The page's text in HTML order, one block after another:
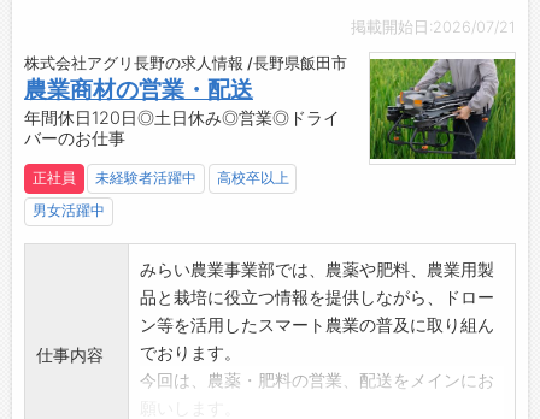
お客様（病院）から発注された製品を納品及び
売上処理
症例のスケジュール確認
↓
・11:00 お昼休憩～移動時間～立合い準備
病院近くでお昼休憩を取ります。
その後、午後の立会いの準備を行います。
・12:30 打ち合わせ
病院の先生と立会い前の打ち合わせを行いま
す。
↓
・14:00 訪問・症例の立会い
病院の事務局へ訪問。
笑顔を見ると、世の中の生活の支えになってい
【研修制度・ステップアップ】
入社から1年でプロフェッショナルになれるよう
育てます！
充実した研修制度・フォロー制度があるので、
業界未経験からでも安心して入社することがで
も勉強を行って知識をアップデートする必要が
あります。
・入社後～2週間ほど
医療業界の知識・座学研修を行います。
↓
掲載開始日:2026/07/21
株式会社アグリ長野の求人情報 /長野県飯田市
農業商材の営業・配送
年間休日120日◎土日休み◎営業◎ドライ
バーのお仕事
正社員 未経験者活躍中
高校卒以上
男女活躍中
仕事内容
みらい農業事業部では、農薬や肥料、農業用製
品と栽培に役立つ情報を提供しながら、ドロー
ン等を活用したスマート農業の普及に取り組ん
でおります。
今回は、農薬・肥料の営業、配送をメインにお